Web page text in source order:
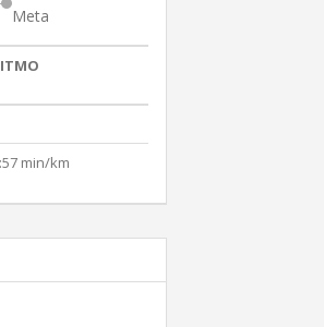
Meta
min/km